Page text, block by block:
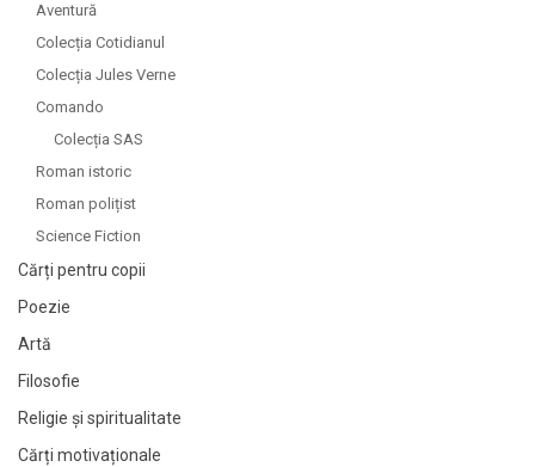
Aventură
Colecția Cotidianul
Colecția Jules Verne
Comando
Colecția SAS
Roman istoric
Roman polițist
Science Fiction
Cărți pentru copii
Poezie
Artă
Filosofie
Religie și spiritualitate
Cărți motivaționale